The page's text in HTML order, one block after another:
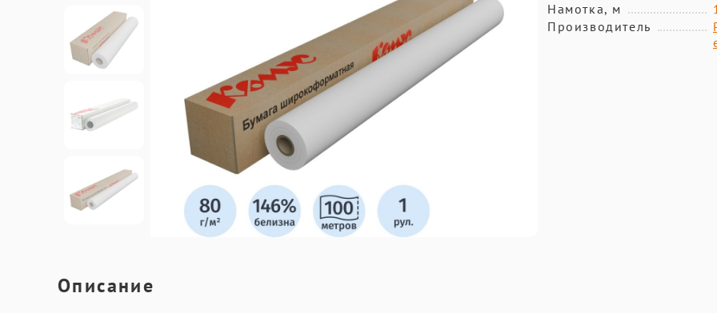
Намотка, м
Производитель
Описание